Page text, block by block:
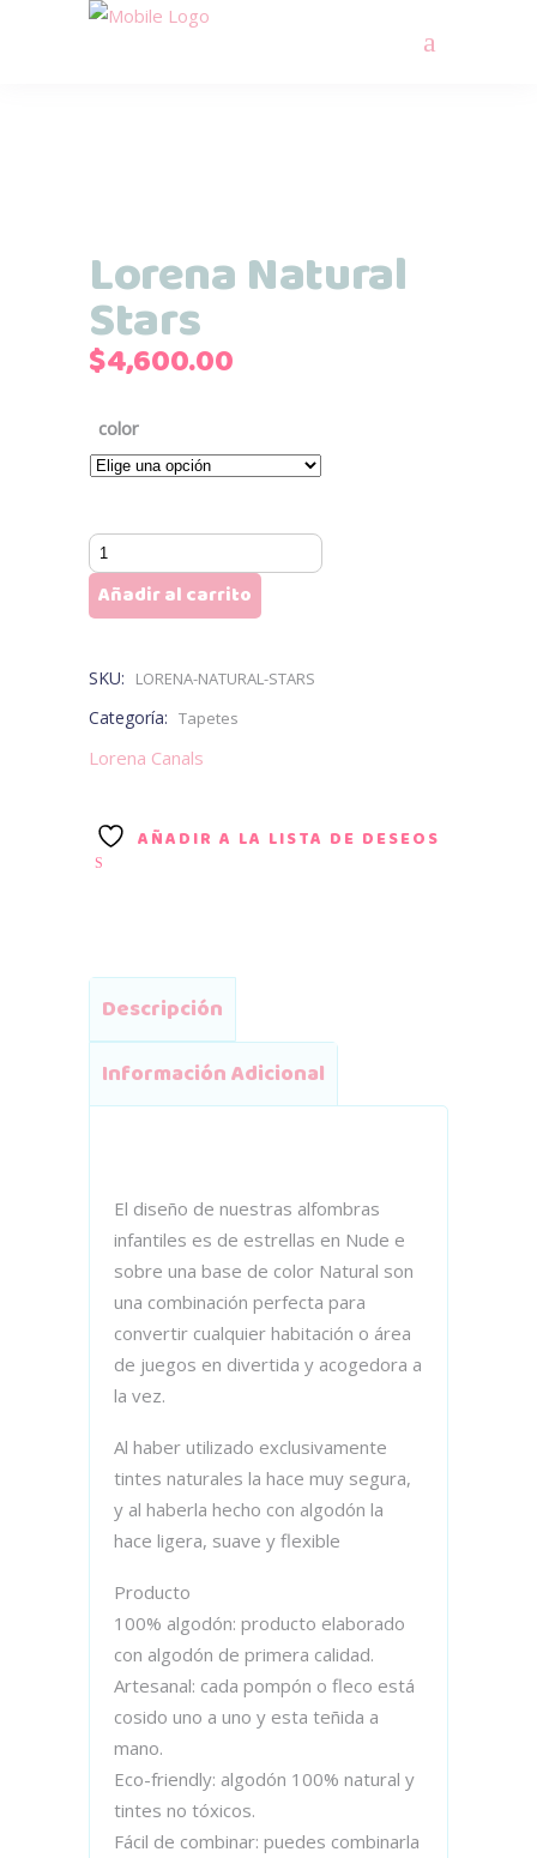
Lorena Natural
Stars
$4,600.00
color
Lorena
Natural
Stars
Añadir al carrito
SKU: LORENA-NATURAL-STARS
Categoría: Tapetes
Lorena Canals
AÑADIR A LA LISTA DE DESEOS
Descripción
Información Adicional
El diseño de nuestras alfombras
infantiles es de estrellas en Nude e
sobre una base de color Natural son
una combinación perfecta para
convertir cualquier habitación o área
de juegos en divertida y acogedora a
la vez.
Al haber utilizado exclusivamente
tintes naturales la hace muy segura,
y al haberla hecho con algodón la
hace ligera, suave y flexible
Producto
100% algodón: producto elaborado
con algodón de primera calidad.
Artesanal: cada pompón o fleco está
cosido uno a uno y esta teñida a
mano.
Eco-friendly: algodón 100% natural y
tintes no tóxicos.
Fácil de combinar: puedes combinarla